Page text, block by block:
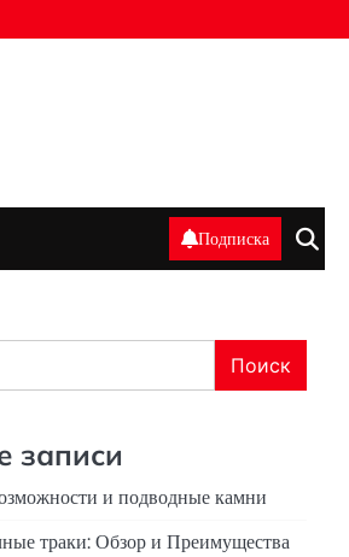
Подписка
Поиск
записи
и подводные камни
траки: Обзор и Преимущества